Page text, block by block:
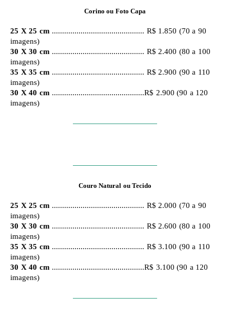
Corino ou Foto Capa
25 X 25 cm ............................................. R$ 1.850 (70 a 90
imagens)
30 X 30 cm ............................................. R$ 2.400 (80 a 100
imagens)
35 X 35 cm ............................................. R$ 2.900 (90 a 110
imagens)
30 X 40 cm .............................................R$ 2.900 (90 a 120
imagens)
Couro Natural ou Tecido
25 X 25 cm ............................................. R$ 2.000 (70 a 90
imagens)
30 X 30 cm ............................................. R$ 2.600 (80 a 100
imagens)
35 X 35 cm ............................................. R$ 3.100 (90 a 110
imagens)
30 X 40 cm .............................................R$ 3.100 (90 a 120
imagens)